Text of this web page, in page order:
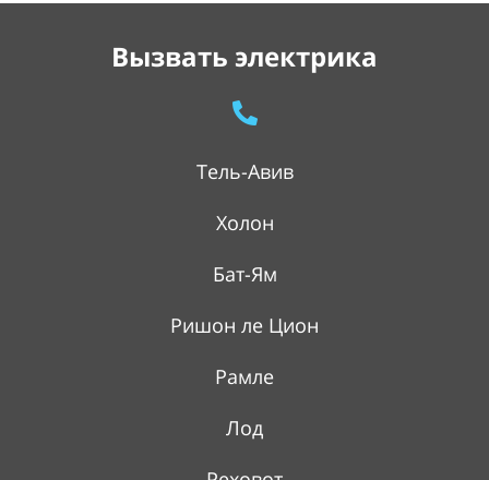
Вызвать электрика
Тель-Авив
Холон
Бат-Ям
Ришон ле Цион
Рамле
Лод